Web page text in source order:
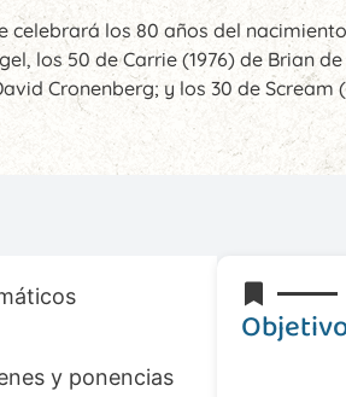
celebrará los 80 años del
los 50 de Carrie (1976) de Brian
Cronenberg; y los 30 de Scream
y ponencias